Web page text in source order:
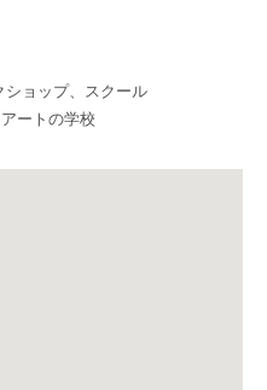
ショップ、スクール
ートの学校